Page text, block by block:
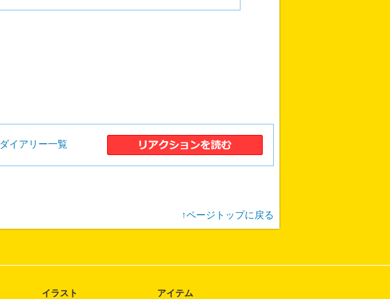
ダイアリー一覧
↑ページトップに戻る
イラスト アイテム